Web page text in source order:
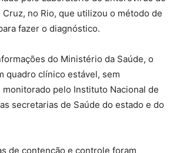
no Rio, que utilizou o método de
fazer o diagnóstico.
do Ministério da Saúde, o
quadro clínico estável, sem
pelo Instituto Nacional de
secretarias de Saúde do estado e do
de contenção e controle foram